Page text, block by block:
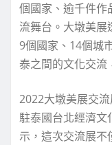
個國家、逾千件作
流舞台。大墩美展
9個國家、14個城
泰之間的文化交流
2022大墩美展交
駐泰國台北經濟文
示，這次交流展不